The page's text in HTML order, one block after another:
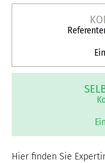
Hier finden Sie